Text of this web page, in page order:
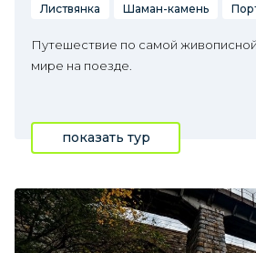
Листвянка Шаман-камень
Путешествие по самой
мире на поезде.
показать тур